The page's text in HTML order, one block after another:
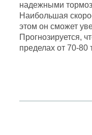
надежными
Наибольшая
этом он сможет
Прогнозируется,
пределах от 70-80